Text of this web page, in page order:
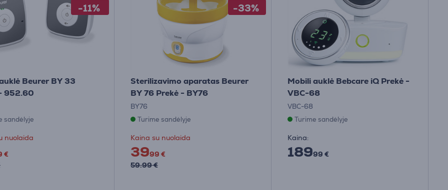
-11%
Beurer BY 33
952.60
sandėlyje
nuolaida
€
-33%
Sterilizavimo aparatas Beurer
BY 76 Prekė - BY76
BY76
Turime sandėlyje
Kaina su nuolaida
3999 €
59.99 €
Mobili auklė Bebcare iQ Prekė -
VBC-68
VBC-68
Turime sandėlyje
Kaina:
18999 €